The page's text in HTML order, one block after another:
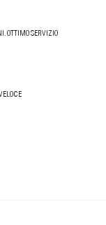
OTTIMO SERVIZIO